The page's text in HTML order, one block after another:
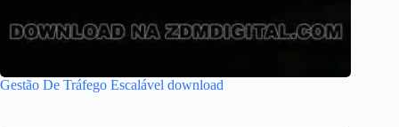
Gestão De Tráfego Escalável download